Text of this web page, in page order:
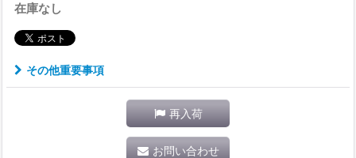
在庫なし
その他重要事項
再入荷
お問い合わせ